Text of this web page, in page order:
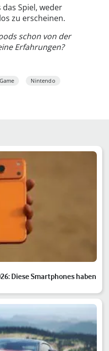
Spiel, weder
zu erscheinen.
schon von der
Erfahrungen?
Game Nintendo
Diese Smartphones haben